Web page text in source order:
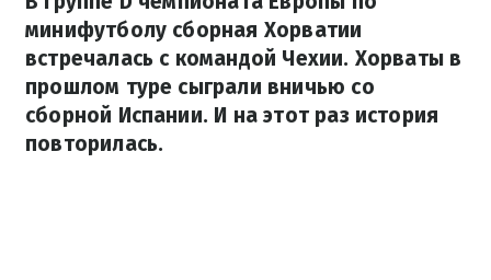
минифутболу сборная Хорватии
встречалась с командой Чехии. Хорваты в
прошлом туре сыграли вничью со
сборной Испании. И на этот раз история
повторилась.